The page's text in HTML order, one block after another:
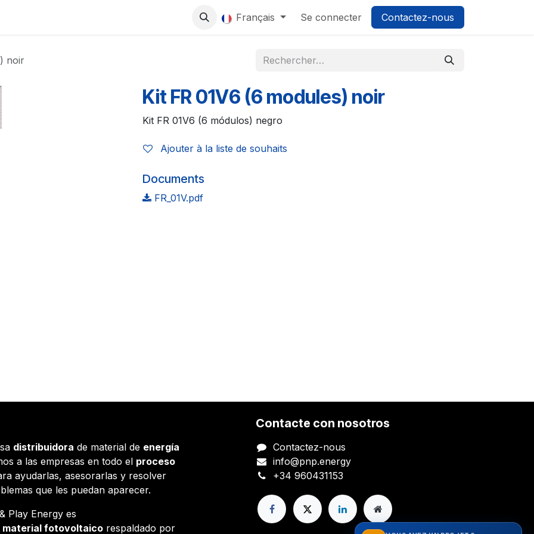
TRAVAILLEZ AVEC NOUS 0
Français Se connecter Contactez-nous
noir
Kit FR 01V6 (6 modules) noir
Kit FR 01V6 (6 módulos) negro
Ajouter à la liste de souhaits
Documents
FR_01V.pdf
distribuidora de material de energía
a las empresas en todo el proceso
ayudarlas, asesorarlas y resolver
que les puedan aparecer.
Play Energy es
material fotovoltaico respaldado por
Contacte con nosotros
Contactez-nous
info@pnp.energy
+34 960431153